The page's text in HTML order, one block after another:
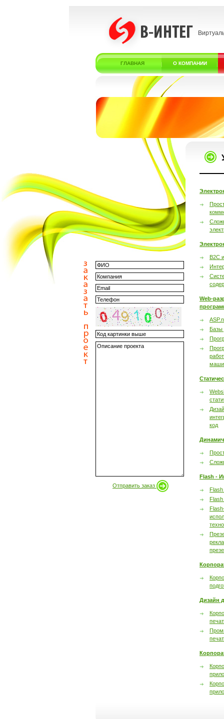
ГЛАВНАЯ О КОМПАНИИ
Отправить заказ
B2C
Web-
Базы
код
Flash -
Flash
Дизайн